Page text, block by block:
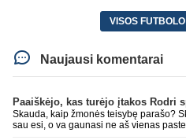
VISOS
Naujausi komentarai
Skauda, kaip žmonės teisybę parašo?
sau esi, o va gaunasi ne aš vienas